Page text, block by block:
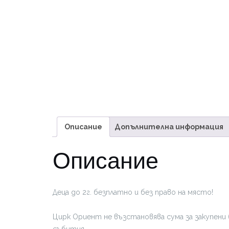
Описание Допълнителна информация
Описание
Деца до 2г. безплатно и без право на място!
Цирк Ориент не възстановява сума за